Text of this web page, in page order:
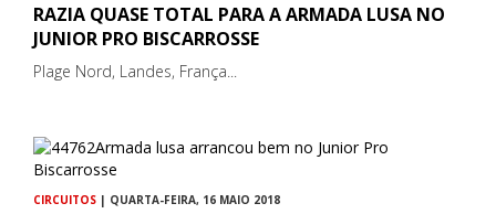
RAZIA QUASE TOTAL PARA A ARMADA LUSA NO
JUNIOR PRO BISCARROSSE
Plage Nord, Landes, França...
CIRCUITOS | QUARTA-FEIRA, 16 MAIO 2018